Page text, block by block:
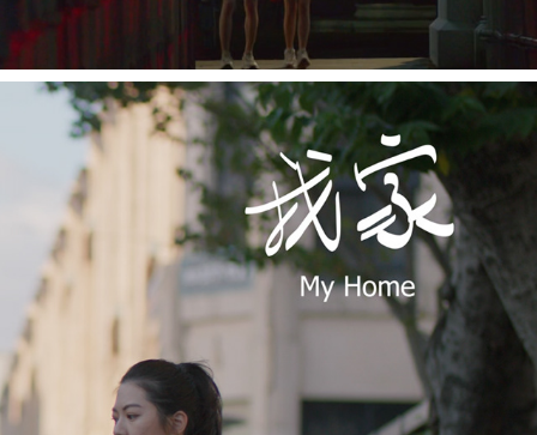
MY HOME《我家》